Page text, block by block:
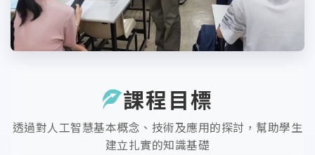
課程目標
透過對人工智慧基本概念、技術及應用的探討，幫助學生
建立扎實的知識基礎